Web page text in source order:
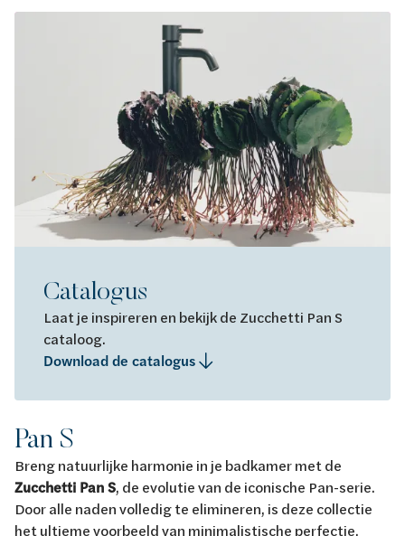
Catalogus
Laat je inspireren en bekijk de Zucchetti Pan S
cataloog.
Download de catalogus
Pan S
Breng natuurlijke harmonie in je badkamer met de
Zucchetti Pan S, de evolutie van de iconische Pan-serie.
Door alle naden volledig te elimineren, is deze collectie
het ultieme voorbeeld van minimalistische perfectie.